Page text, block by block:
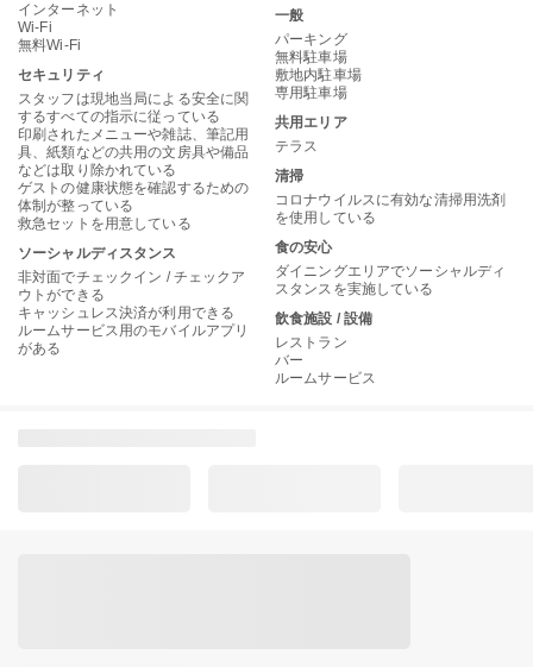
インターネット
Wi-Fi
無料Wi-Fi
セキュリティ
スタッフは現地当局による安全に関
するすべての指示に従っている
印刷されたメニューや雑誌、筆記用
具、紙類などの共用の文房具や備品
などは取り除かれている
ゲストの健康状態を確認するための
体制が整っている
救急セットを用意している
ソーシャルディスタンス
非対面でチェックイン / チェックア
ウトができる
キャッシュレス決済が利用できる
ルームサービス用のモバイルアプリ
がある
一般
パーキング
無料駐車場
敷地内駐車場
専用駐車場
共用エリア
テラス
清掃
コロナウイルスに有効な清掃用洗剤
を使用している
食の安心
ダイニングエリアでソーシャルディ
スタンスを実施している
飲食施設 / 設備
レストラン
バー
ルームサービス